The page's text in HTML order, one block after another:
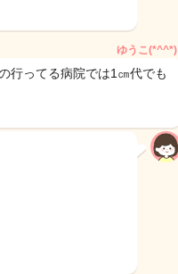
ゆうこ(*^^*)
行ってる病院では1㎝代でも